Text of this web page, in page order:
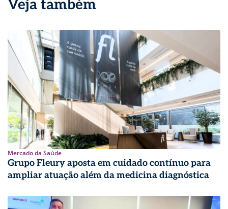
Veja também
Mercado da Saúde
Grupo Fleury aposta em cuidado contínuo para
ampliar atuação além da medicina diagnóstica